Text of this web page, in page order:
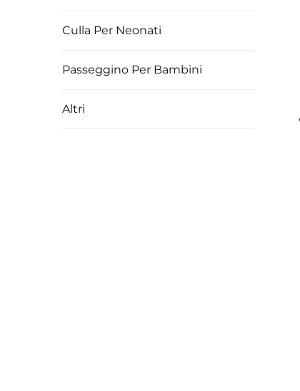
Culla Per Neonati
Passeggino Per Bambini
Altri